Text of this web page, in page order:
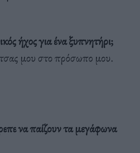
ήχος για ένα ξυπνητήρι;
μου στο πρόσωπο μου.
να παίζουν τα μεγάφωνα